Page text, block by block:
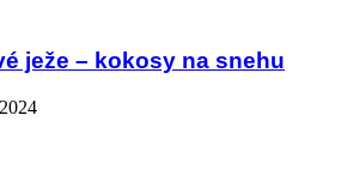
ježe – kokosy na snehu